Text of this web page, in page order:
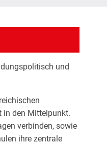
und
in den Mittelpunkt.
verbinden, sowie
ihre zentrale